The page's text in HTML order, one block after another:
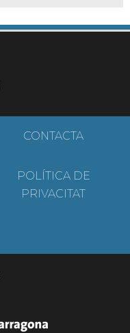
CONTACTA
POLÍTICA DE
PRIVACITAT